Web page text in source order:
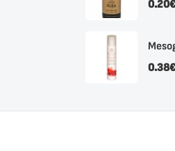
0.20
0.38